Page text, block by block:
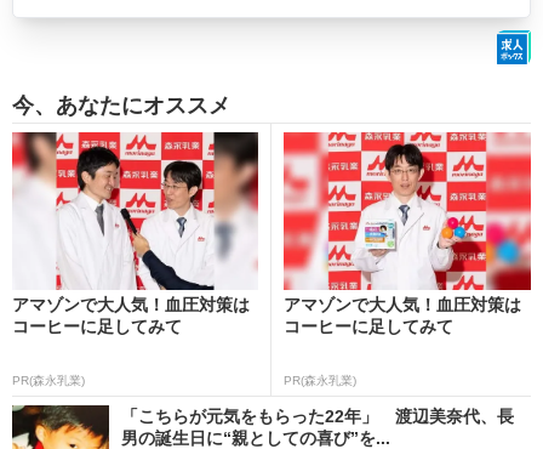
今、あなたにオススメ
アマゾンで大人気！血圧対策は
コーヒーに足してみて
PR(森永乳業)
アマゾンで大人気！血圧対策は
コーヒーに足してみて
PR(森永乳業)
「こちらが元気をもらった22年」 渡辺美奈代、長
男の誕生日に“親としての喜び”を...